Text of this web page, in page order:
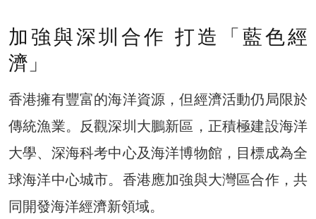
加強與深圳合作 打造「藍色經
濟」
香港擁有豐富的海洋資源，但經濟活動仍局限於
傳統漁業。反觀深圳大鵬新區，正積極建設海洋
大學、深海科考中心及海洋博物館，目標成為全
球海洋中心城市。香港應加強與大灣區合作，共
同開發海洋經濟新領域。